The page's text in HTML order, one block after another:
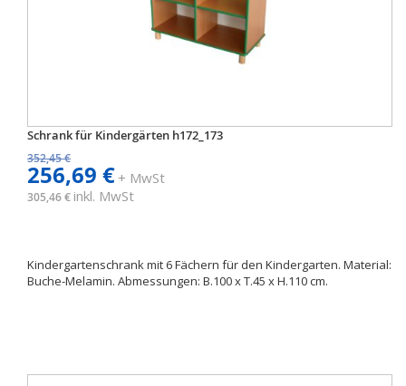
Schrank für Kindergärten h172_173
352,45 €
256,69 €+ MwSt
305,46 € inkl. MwSt
Kindergartenschrank mit 6 Fächern für den Kindergarten. Material:
Buche-Melamin. Abmessungen: B.100 x T.45 x H.110 cm.